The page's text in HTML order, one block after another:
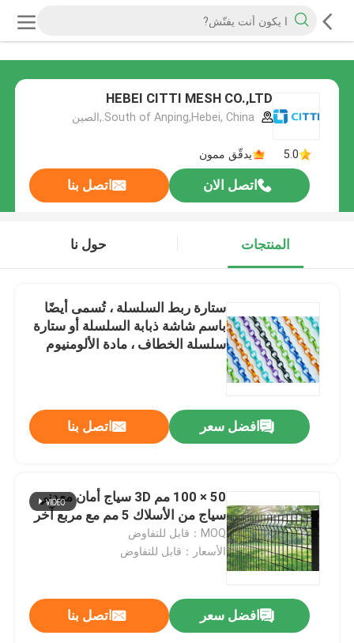
HEBEI CITTI MESH CO.,LTD
5.0 يدقّق ممون
اتصل الان اتصل بنا
المنتجات حول نا
ستارة ربط السلسلة ، تُسمى أيضًا
باسم شاشة ذبابة السلسلة أو ستارة
سلسلة الخطاف ، مادة الألومنيوم
افضل سعر اتصل بنا
50 × 100 مم 3D سياج أمان معدني
سياج من الأسلاك 5 مم مع مربع آخر
MOQ：قابل للتفاوض
الأسعار：قابل للتفاوض
افضل سعر اتصل بنا